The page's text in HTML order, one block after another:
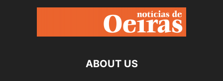
ABOUT US